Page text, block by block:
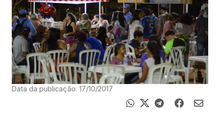
Data da publicação: 17/10/2017